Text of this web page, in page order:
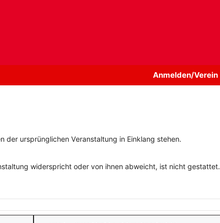
Anmelden/Verein
der ursprünglichen Veranstaltung in Einklang stehen.
widerspricht oder von ihnen abweicht, ist nicht gestattet.